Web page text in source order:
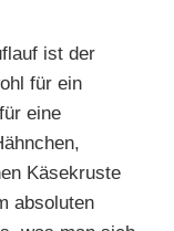
ist der
für ein
eine
Käsekruste
absoluten